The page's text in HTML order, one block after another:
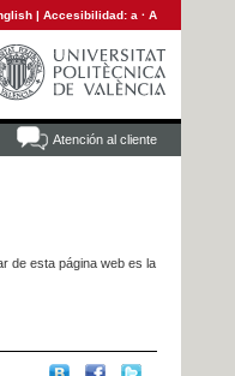
| Accesibilidad: a · A
Atención al cliente
de esta página web es la